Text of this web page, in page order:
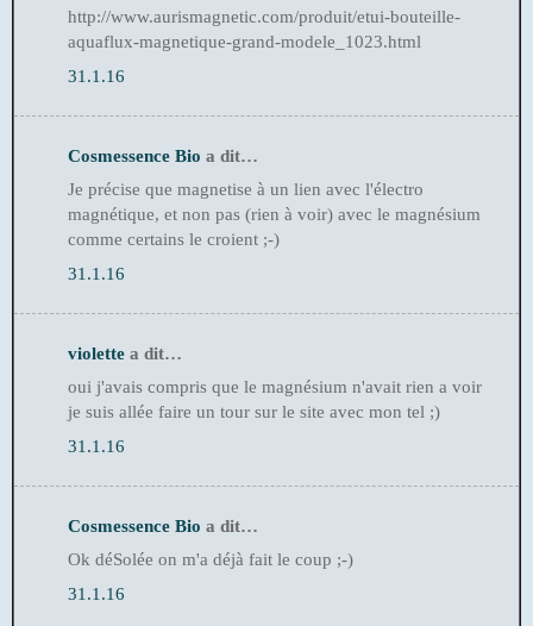
http://www.aurismagnetic.com/produit/etui-bouteille-
aquaflux-magnetique-grand-modele_1023.html
31.1.16
Cosmessence Bio a dit…
Je précise que magnetise à un lien avec l'électro
magnétique, et non pas (rien à voir) avec le magnésium
comme certains le croient ;-)
31.1.16
violette a dit…
oui j'avais compris que le magnésium n'avait rien a voir
je suis allée faire un tour sur le site avec mon tel ;)
31.1.16
Cosmessence Bio a dit…
Ok déSolée on m'a déjà fait le coup ;-)
31.1.16